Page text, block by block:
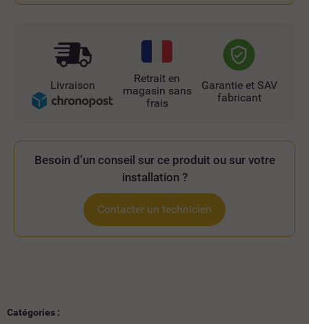
Livraison
Retrait en
magasin sans
frais
Garantie et SAV
fabricant
Besoin d’un conseil sur ce produit ou sur votre
installation ?
Contacter un technicien
Catégories :